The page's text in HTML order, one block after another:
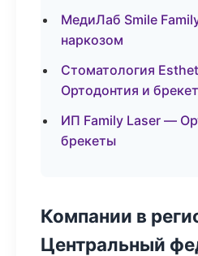
МедиЛаб Smile
наркозом
Стоматология
Ортодонтия и
ИП Family Laser —
брекеты
Компании в
Центральный